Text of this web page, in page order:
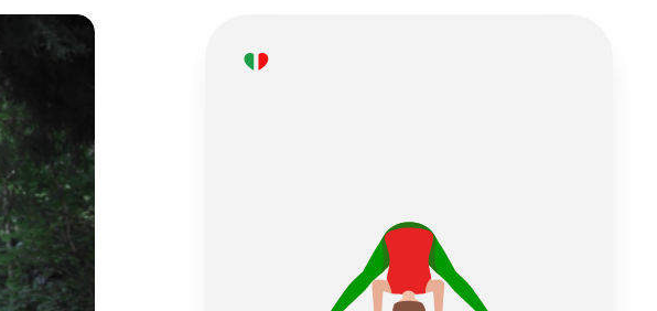
01:44
01:27
01:34
05:00
02:00